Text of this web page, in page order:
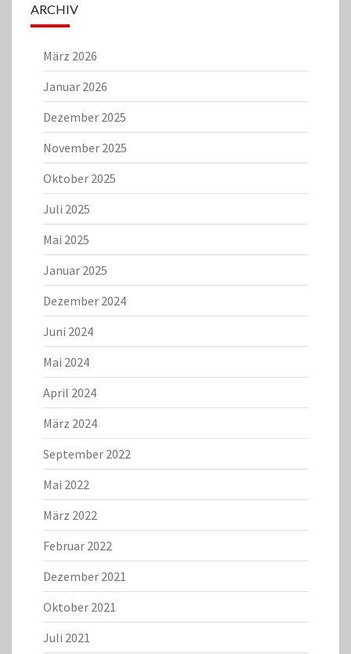
ARCHIV
März 2026
Januar 2026
Dezember 2025
November 2025
Oktober 2025
Juli 2025
Mai 2025
Januar 2025
Dezember 2024
Juni 2024
Mai 2024
April 2024
März 2024
September 2022
Mai 2022
März 2022
Februar 2022
Dezember 2021
Oktober 2021
Juli 2021